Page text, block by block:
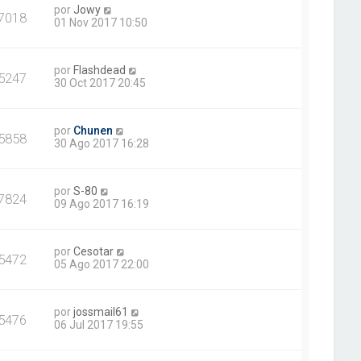
por Jowy
01 Nov 2017 10:50
5247 por Flashdead
30 Oct 2017 20:45
5858 por Chunen
30 Ago 2017 16:28
porS-80
09 Ago 2017 16:19
5472 porCesotar
05 Ago 2017 22:00
5476 porjossmail61
06 Jul 2017 19:55